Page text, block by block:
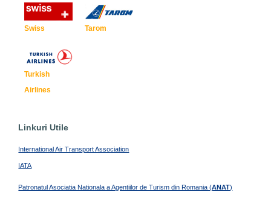
Swiss Tarom
Turkish
Airlines
Linkuri Utile
International Air Transport Association
IATA
Patronatul Asociatia Nationala a Agentiilor de Turism din Romania (ANAT)